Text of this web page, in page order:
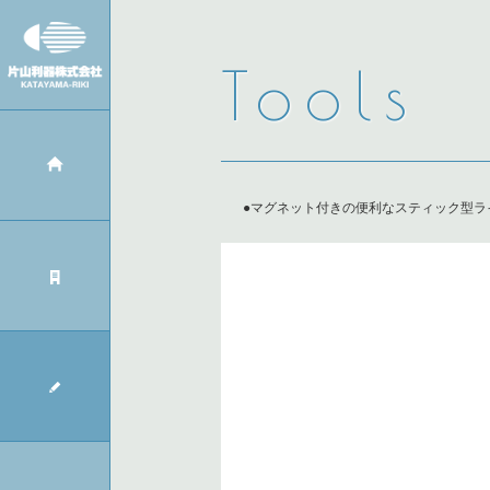
Tools
●マグネット付きの便利なスティック型ラ